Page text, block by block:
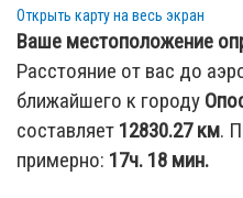
Открыть карту на весь экран
Ваше местоположение
Расстояние от вас до
ближайшего к городу
составляет 12830.27км.
примерно: 17ч. 18 мин.